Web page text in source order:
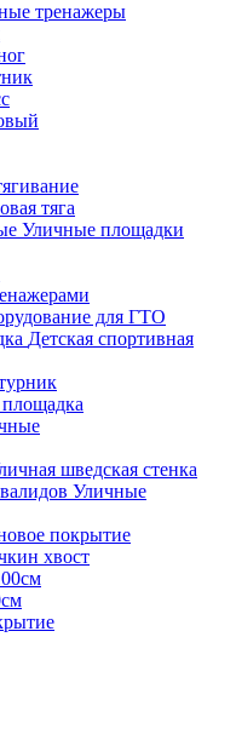
тренажеры
тяга
Уличные площадки
для ГТО
Детская спортивная
шведская стенка
Уличные
покрытие
хвост